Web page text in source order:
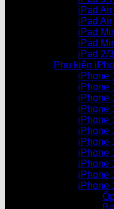
iPad Air
iPad Air
iPad
iPad
iPad 2/
Phụ kiện
iPhone
iPhone
iPhone
iPhone
iPhone
iPhone
iPhone
iPhone
iPhone
iPhone
iPhone